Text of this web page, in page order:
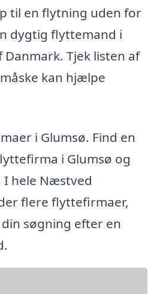
til en flytning uden for
dygtig flyttemand i
Tjek listen af
kan hjælpe
i Glumsø. Find en
i Glumsø og
I hele Næstved
flere flyttefirmaer,
søgning efter en